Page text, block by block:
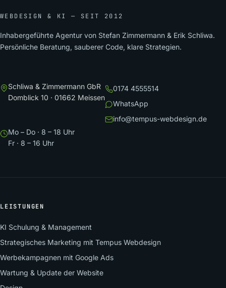
WEBDESIGN & KI — SEIT 2012
Inhabergeführte Agentur von Stefan Zimmermann & Erik Schliwa.
Persönliche Beratung, sauberer Code, klare Strategien.
Schliwa & Zimmermann GbR
Domblick 10 · 01662 Meissen
0174 4555514
WhatsApp
info@tempus-webdesign.de
Mo – Do · 8 – 18 Uhr
Fr · 8 – 16 Uhr
LEISTUNGEN
KI Schulung & Management
Strategisches Marketing mit Tempus Webdesign
Werbekampagnen mit Google Ads
Wartung & Update der Website